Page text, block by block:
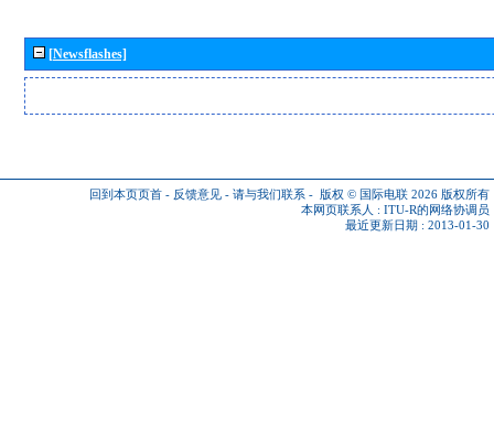
[Newsflashes]
回到本页页首 - 反馈意见 - 请与我们联系 - 版权 © 国际电联 2026 版权所有
本网页联系人 : ITU-R的网络协调员
最近更新日期 : 2013-01-30